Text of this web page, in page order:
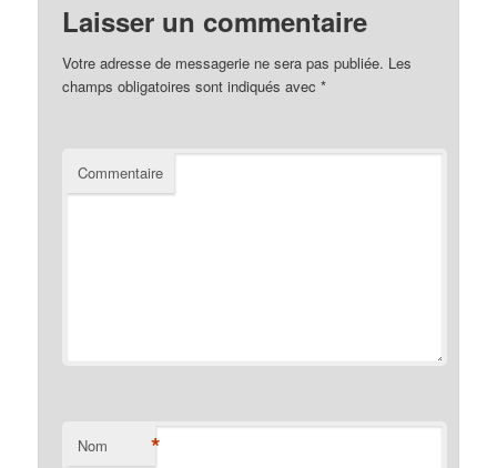
Laisser un commentaire
Votre adresse de messagerie ne sera pas publiée. Les
champs obligatoires sont indiqués avec*
Commentaire
Nom *